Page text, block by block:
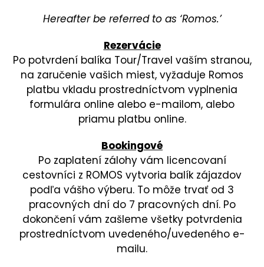
Hereafter be referred to as ‘Romos.’
Rezervácie
Po potvrdení balíka Tour/Travel vaším stranou,
na zaručenie vašich miest, vyžaduje Romos
platbu vkladu prostredníctvom vyplnenia
formulára online alebo e-mailom, alebo
priamu platbu online.
Bookingové
Po zaplatení zálohy vám licencovaní
cestovníci z ROMOS vytvoria balík zájazdov
podľa vášho výberu. To môže trvať od 3
pracovných dní do 7 pracovných dní. Po
dokončení vám zašleme všetky potvrdenia
prostredníctvom uvedeného/uvedeného e-
mailu.